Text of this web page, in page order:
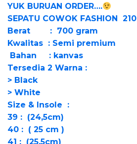
YUK BURUAN ORDER….
SEPATU COWOK FASHION 210
Berat : 700 gram
Kwalitas : Semi premium
Bahan : kanvas
Tersedia 2 Warna :
> Black
> White
Size & Insole :
39 : (24,5cm)
40 : ( 25 cm )
41 : (25,5cm)